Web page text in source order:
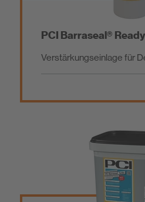
PCI Barraseal®
Verstärkungseinlage für